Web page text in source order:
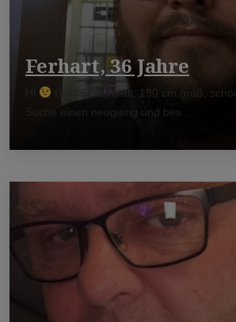
Ferhart, 36 Jahre
Bin 36 Jahre alt, 190 cm groß,
Suche einen neugierig und bes ...